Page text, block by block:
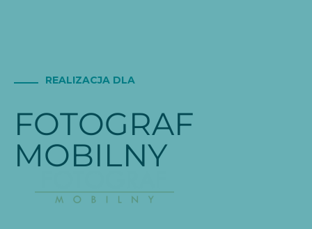
REALIZACJA DLA
FOTOGRAF
MOBILNY